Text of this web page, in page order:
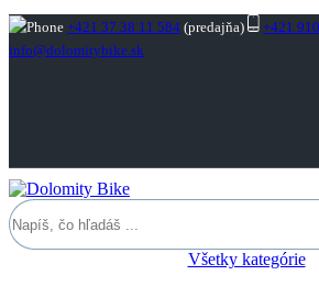
+421 37 38 11 584 (predajňa) +421
info@dolomitybike.sk
Všetky kategórie